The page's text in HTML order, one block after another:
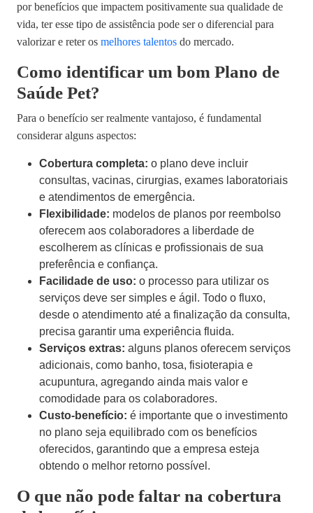
por benefícios que impactem positivamente sua qualidade de
vida, ter esse tipo de assistência pode ser o diferencial para
valorizar e reter os melhores talentos do mercado.
Como identificar um bom Plano de
Saúde Pet?
Para o benefício ser realmente vantajoso, é fundamental
considerar alguns aspectos:
Cobertura completa: o plano deve incluir
consultas, vacinas, cirurgias, exames laboratoriais
e atendimentos de emergência.
Flexibilidade: modelos de planos por reembolso
oferecem aos colaboradores a liberdade de
escolherem as clínicas e profissionais de sua
preferência e confiança.
Facilidade de uso: o processo para utilizar os
serviços deve ser simples e ágil. Todo o fluxo,
desde o atendimento até a finalização da consulta,
precisa garantir uma experiência fluida.
Serviços extras: alguns planos oferecem serviços
adicionais, como banho, tosa, fisioterapia e
acupuntura, agregando ainda mais valor e
comodidade para os colaboradores.
Custo-benefício: é importante que o investimento
no plano seja equilibrado com os benefícios
oferecidos, garantindo que a empresa esteja
obtendo o melhor retorno possível.
O que não pode faltar na cobertura